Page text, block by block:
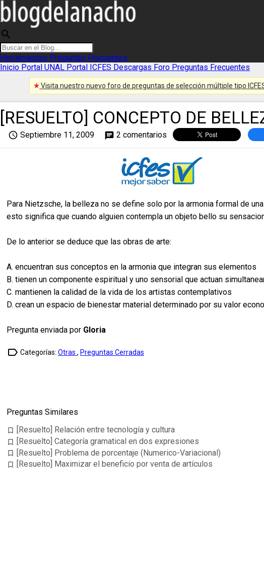
search
Herramientas Preguntas Frecuentes
Inicio Portal UNAL Portal ICFES Descargas Foro Preguntas Frecuentes
Visita nuestro nuevo foro de preguntas de selección múltiple tipo
[RESUELTO] CONCEPTO DE
access_time Septiembre 11, 2009 chat 2 comentarios
Para Nietzsche, la belleza no se define solo por la armonia formal de
esto significa que cuando alguien contempla un objeto bello su
De lo anterior se deduce que las obras de arte:
A. encuentran sus conceptos en la armonia que integran sus elementos
B. tienen un componente espiritual y uno sensorial que actuan
C. mantienen la calidad de la vida de los artistas contemplativos
D. crean un espacio de bienestar material determinado por su valor
Pregunta enviada por Gloria
label_outline Categorías: Otras , Preguntas Cerradas
Preguntas Similares
bookmark_border [Resuelto] Relación entre tecnología y cultura
bookmark_border [Resuelto] Categoría gramatical en dos expresiones
bookmark_border [Resuelto] Problema de porcentaje (Numerico-Variacional)
bookmark_border [Resuelto] Maximizar el beneficio por venta de artículos